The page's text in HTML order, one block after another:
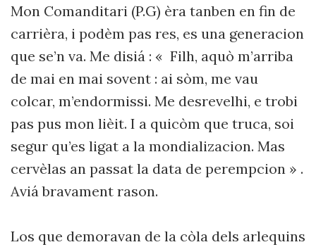
Mon Comanditari (P.G) èra tanben en fin de
carrièra, i podèm pas res, es una generacion
que se’n va. Me disiá : « Filh, aquò m’arriba
de mai en mai sovent : ai sòm, me vau
colcar, m’endormissi. Me desrevelhi, e trobi
pas pus mon lièit. I a quicòm que truca, soi
segur qu’es ligat a la mondializacion. Mas
cervèlas an passat la data de perempcion » .
Aviá bravament rason.
Los que demoravan de la còla dels arlequins